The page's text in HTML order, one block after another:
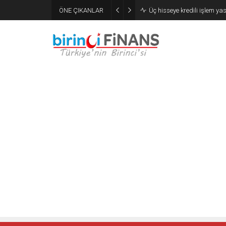
ÖNE ÇIKANLAR Üç hisseye kredili işlem